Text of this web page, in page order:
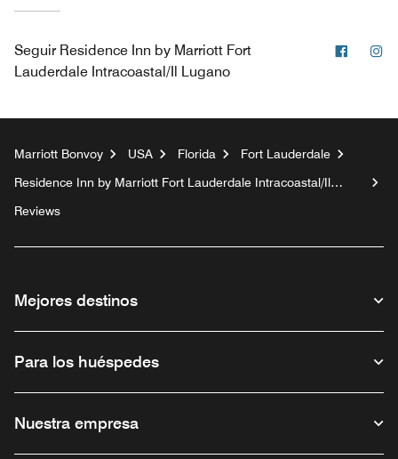
Seguir Residence Inn by Marriott Fort
Lauderdale Intracoastal/Il Lugano
Marriott Bonvoy USA Florida
Fort Lauderdale
Residence Inn by Marriott Fort Lauderdale Intracoastal/Il
Reviews
Mejores destinos
Para los huéspedes
Nuestra empresa